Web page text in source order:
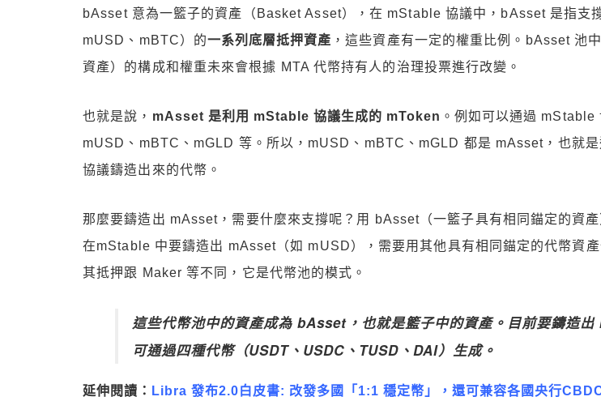
bAsset 意為一籃子的資產（Basket Asset），在 mStable 協議中，bAsset 是指支
mUSD、mBTC）的一系列底層抵押資產 ，這些資產有一定的權重比例。bAsset 池
資產）的構成和權重未來會根據 MTA 代幣持有人的治理投票進行改變。
也就是說， mAsset 是利用 mStable 協議生成的 mToken 。例如可以通過 mStable
mUSD、mBTC、mGLD 等。所以，mUSD、mBTC、mGLD 都是 mAsset，也就
協議鑄造出來的代幣。
那麼要鑄造出 mAsset，需要什麼來支撐呢？用 bAsset（一籃子具有相同錨定的資產
在mStable 中要鑄造出 mAsset（如 mUSD），需要用其他具有相同錨定的代幣資產
其抵押跟 Maker 等不同，它是代幣池的模式。
這些代幣池中的資產成為 bAsset，也就是籃子中的資產。目前要鑄造出
可通過四種代幣（USDT、USDC、TUSD、DAI）生成。
延伸閱讀： Libra 發布2.0白皮書: 改發多國「1:1 穩定幣」，還可兼容各國央行